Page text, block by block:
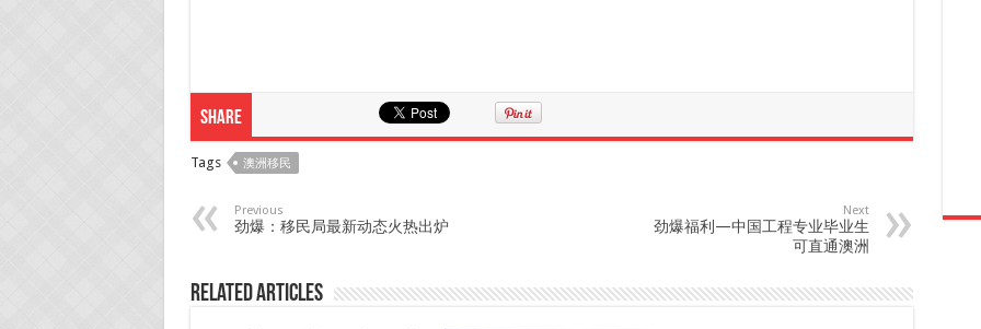
Share
Tags 澳洲移民
Previous
劲爆：移民局最新动态火热出炉
Next
劲爆福利—中国工程专业毕业生
可直通澳洲
Related Articles